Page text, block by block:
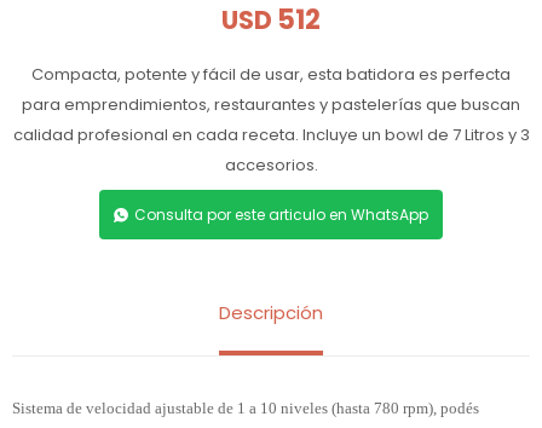
USD 512
Compacta, potente y fácil de usar, esta batidora es perfecta
para emprendimientos, restaurantes y pastelerías que buscan
calidad profesional en cada receta. Incluye un bowl de 7 Litros y 3
accesorios.
Consulta por este articulo en WhatsApp
Descripción
Sistema de velocidad ajustable de 1 a 10 niveles (hasta 780 rpm), podés